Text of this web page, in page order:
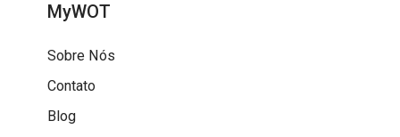
MyWOT
Sobre Nós
Contato
Blog